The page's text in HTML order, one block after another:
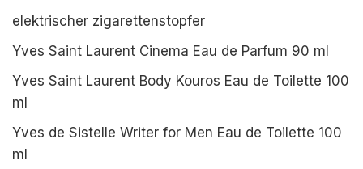
elektrischer zigarettenstopfer
Yves Saint Laurent Cinema Eau de Parfum 90 ml
Yves Saint Laurent Body Kouros Eau de Toilette 100
ml
Yves de Sistelle Writer for Men Eau de Toilette 100
ml